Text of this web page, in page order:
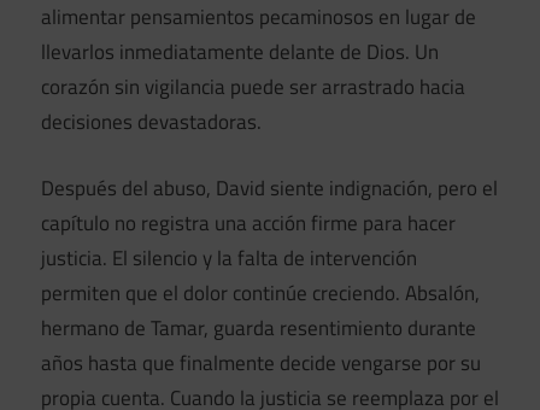
alimentar pensamientos pecaminosos en lugar de
llevarlos inmediatamente delante de Dios. Un
corazón sin vigilancia puede ser arrastrado hacia
decisiones devastadoras.
Después del abuso, David siente indignación, pero el
capítulo no registra una acción firme para hacer
justicia. El silencio y la falta de intervención
permiten que el dolor continúe creciendo. Absalón,
hermano de Tamar, guarda resentimiento durante
años hasta que finalmente decide vengarse por su
propia cuenta. Cuando la justicia se reemplaza por el